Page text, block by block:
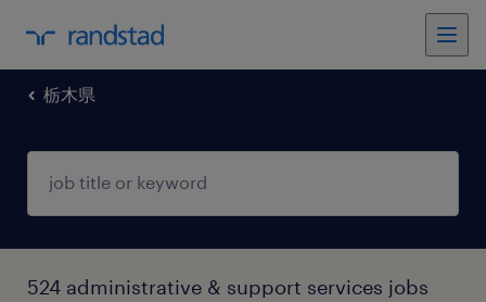
栃木県
524 administrative & support services jobs